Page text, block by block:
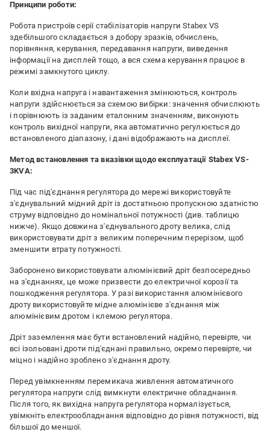
Принципи роботи:
Робота пристроїв серії стабілізаторів напруги Stabex VS
здебільшого складається з добору зразків, обчислень,
порівняння, керування, передавання напруги, виведення
інформації на дисплей тощо, а вся схема керування працює в
режимі замкнутого циклу.
Коли вхідна напруга і навантаження змінюються, контроль
напруги здійснюється за схемою вибірки: значення обчислюють
і порівнюють із заданим еталонним значенням, виконують
контроль вихідної напруги, яка автоматично регулюється до
встановленого діапазону, і дані відображають на дисплеї.
Метод встановлення та вказівки щодо експлуатації Stabex VS-
3KVA:
Під час під'єднання регулятора до мережі використовуйте
з'єднувальний мідний дріт із достатньою пропускною здатністю
струму відповідно до номінальної потужності (див. таблицю
нижче). Якщо довжина з'єднувального дроту велика, слід
використовувати дріт з великим поперечним перерізом, щоб
зменшити втрату потужності.
Заборонено використовувати алюмінієвий дріт безпосередньо
на з'єднаннях, це може призвести до електричної корозії та
пошкодження регулятора. У разі використання алюмінієвого
дроту використовуйте мідне алюмінієве з'єднання між
алюмінієвим дротом і клемою регулятора.
Дріт заземлення має бути встановлений надійно, перевірте, чи
всі ізольовані дроти під'єднані правильно, окремо перевірте, чи
міцно і надійно зроблено з'єднання дроту.
Перед увімкненням перемикача живлення автоматичного
регулятора напруги слід вимкнути електричне обладнання.
Після того, як вихідна напруга регулятора нормалізується,
увімкніть електрообладнання відповідно до рівня потужності, від
більшої до меншої.